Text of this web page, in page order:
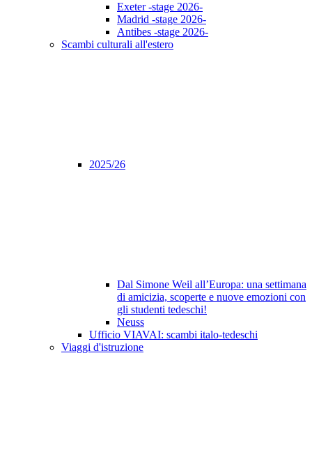
Exeter -stage 2026-
Madrid -stage 2026-
Antibes -stage 2026-
Scambi culturali all'estero
2025/26
Dal Simone Weil all’Europa: una settimana
di amicizia, scoperte e nuove emozioni con
gli studenti tedeschi!
Neuss
Ufficio VIAVAI: scambi italo-tedeschi
Viaggi d'istruzione